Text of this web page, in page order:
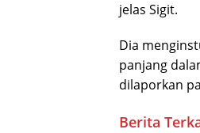
jelas Sigit.
Dia
panjang
dilaporkan
Berita